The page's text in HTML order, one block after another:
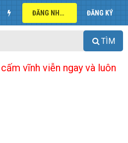
ĐĂNG NHẬP ĐĂNG KÝ
TÌM
vĩnh viễn ngay và luôn